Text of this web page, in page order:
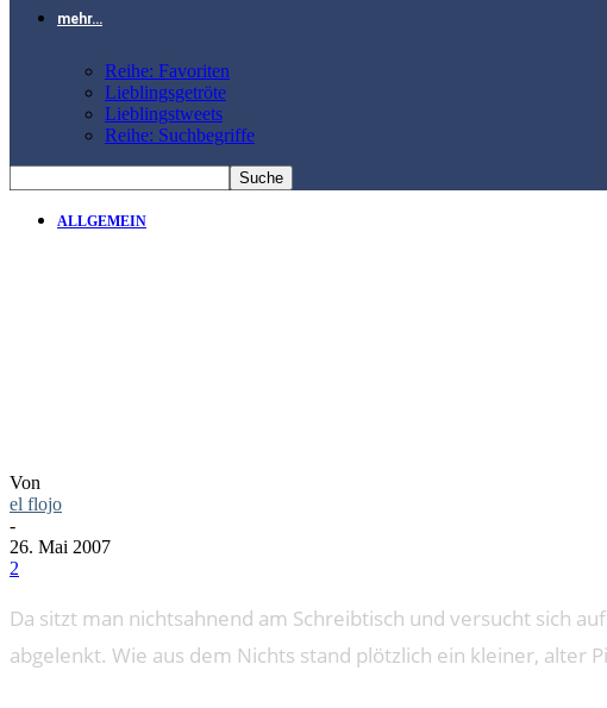
mehr…
Reihe: Favoriten
Lieblingsgetröte
Lieblingstweets
Reihe: Suchbegriffe
ALLGEMEIN
Von
el flojo
-
26. Mai 2007
2
Da sitzt man nichtsahnend am Schreibtisch und versucht sich
abgelenkt. Wie aus dem Nichts stand plötzlich ein kleiner, alter